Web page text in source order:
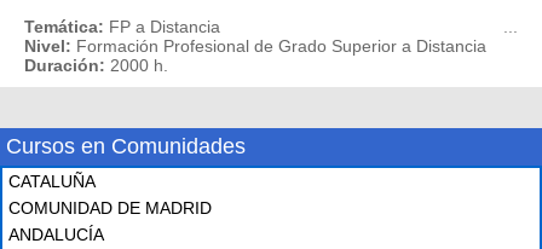
Temática: FP a Distancia
Nivel: Formación Profesional de Grado Superior a Distancia
Duración: 2000 h.
Cursos en Comunidades
CATALUÑA
COMUNIDAD DE MADRID
ANDALUCÍA